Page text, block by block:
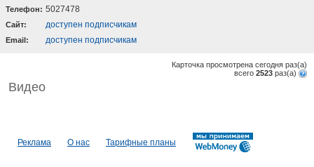
Телефон: 5027478
Cайт: доступен подписчикам
Email: доступен подписчикам
Карточка просмотрена сегодня раз(a)
всего 2523 раз(a)
Видео
Реклама О нас Тарифные планы